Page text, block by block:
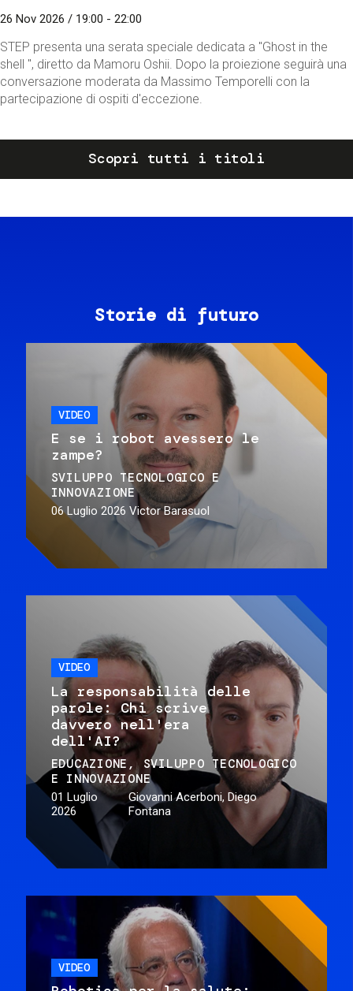
26 Nov 2026 / 19:00 - 22:00
STEP presenta una serata speciale dedicata a "Ghost in the
shell ", diretto da Mamoru Oshii. Dopo la proiezione seguirà una
conversazione moderata da Massimo Temporelli con la
partecipazione di ospiti d'eccezione.
Scopri tutti i titoli
Storie di futuro
VIDEO
E se i robot avessero le
zampe?
SVILUPPO TECNOLOGICO E
INNOVAZIONE
06 Luglio 2026 Victor Barasuol
VIDEO
La responsabilità delle
parole: Chi scrive
davvero nell'era
dell'AI?
EDUCAZIONE
SVILUPPO TECNOLOGICO
E INNOVAZIONE
01 Luglio
2026
Giovanni Acerboni, Diego
Fontana
VIDEO